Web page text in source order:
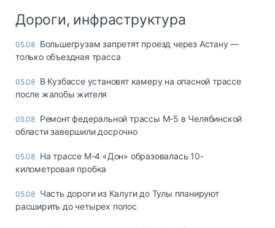
Дороги, инфраструктура
05.08 Большегрузам запретят проезд через Астану —
только объездная трасса
05.08 В Кузбассе установят камеру на опасной трассе
после жалобы жителя
05.08 Ремонт федеральной трассы М-5 в Челябинской
области завершили досрочно
05.08 На трассе М-4 «Дон» образовалась 10-
километровая пробка
05.08 Часть дороги из Калуги до Тулы планируют
расширить до четырех полос